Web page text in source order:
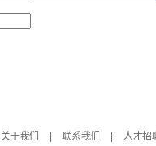
关于我们
联系我们 人才招